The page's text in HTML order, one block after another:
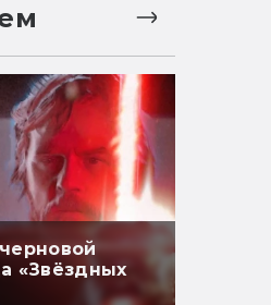
«Звёздных